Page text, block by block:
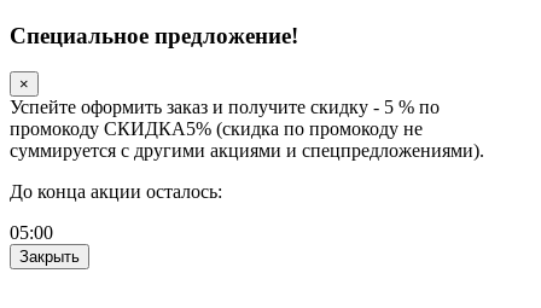
Специальное предложение!
×
Успейте оформить заказ и получите скидку - 5 % по
промокоду СКИДКА5% (скидка по промокоду не
суммируется с другими акциями и спецпредложениями).
До конца акции осталось:
05:00
Закрыть